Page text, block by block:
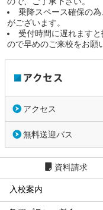
乗降スペース確保の
がございます。
受付時間に遅れます
ので早めのご来校をお願
アクセス
無料送迎バス
資料請求
入校案内